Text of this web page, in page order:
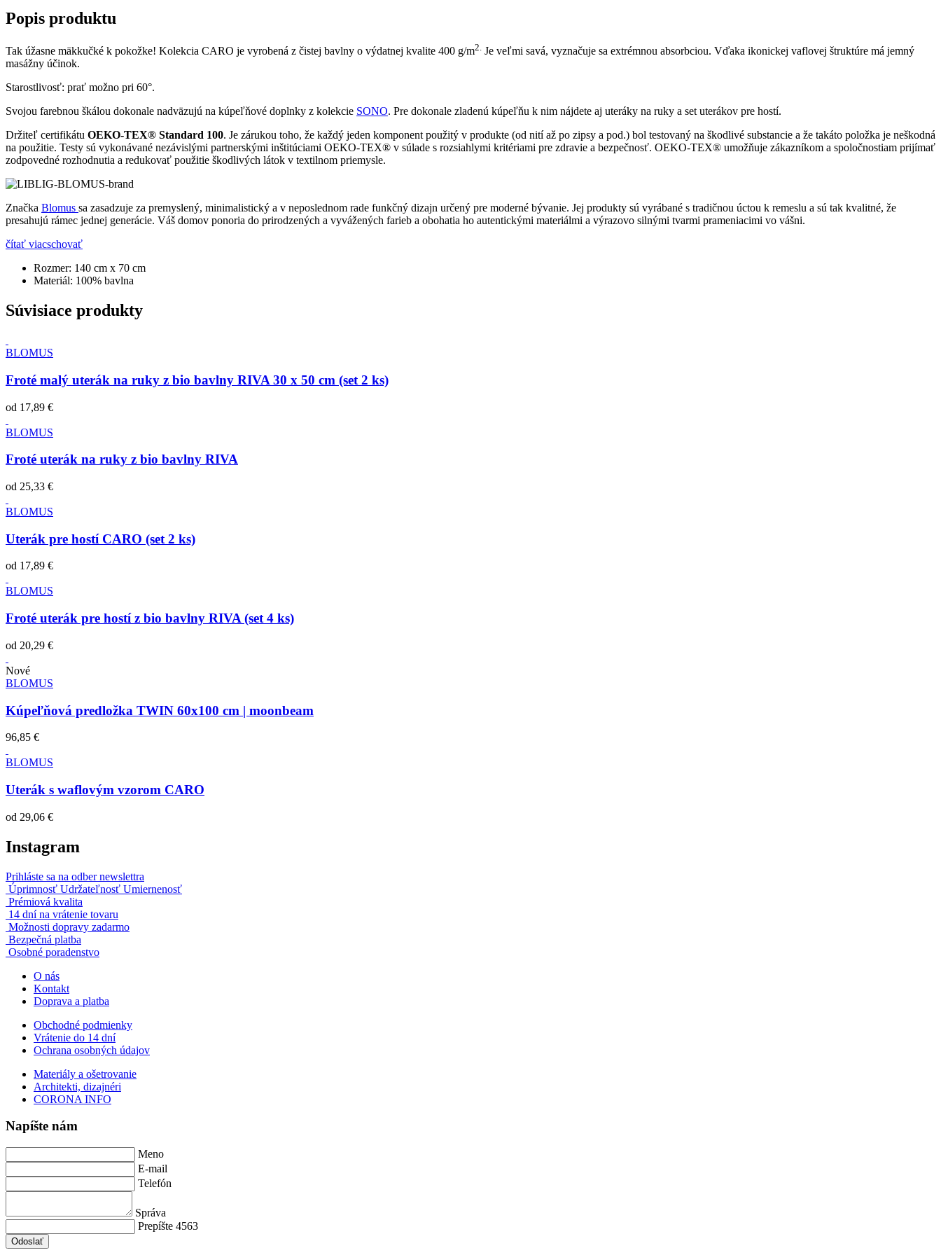
Popis produktu
Tak úžasne mäkkučké k pokožke! Kolekcia CARO je vyrobená z čistej bavlny o výdatnej kvalite 400 g/m2. Je veľmi savá, vyznačuje sa extrémnou absorbciou. Vďaka ikonickej vaflovej štruktúre má jemný
masážny účinok.
Starostlivosť: prať možno pri 60°.
Svojou farebnou škálou dokonale nadväzujú na kúpeľňové doplnky z kolekcie SONO. Pre dokonale zladenú kúpeľňu k nim nájdete aj uteráky na ruky a set uterákov pre hostí.
Držiteľ certifikátu OEKO-TEX® Standard 100. Je zárukou toho, že každý jeden komponent použitý v produkte (od nití až po zipsy a pod.) bol testovaný na škodlivé substancie a že takáto položka je neškodná
na použitie. Testy sú vykonávané nezávislými partnerskými inštitúciami OEKO-TEX® v súlade s rozsiahlymi kritériami pre zdravie a bezpečnosť. OEKO-TEX® umožňuje zákazníkom a spoločnostiam prijímať
zodpovedné rozhodnutia a redukovať použitie škodlivých látok v textilnom priemysle.
Značka Blomus sa zasadzuje za premyslený, minimalistický a v neposlednom rade funkčný dizajn určený pre moderné bývanie. Jej produkty sú vyrábané s tradičnou úctou k remeslu a sú tak kvalitné, že
presahujú rámec jednej generácie. Váš domov ponoria do prirodzených a vyvážených farieb a obohatia ho autentickými materiálmi a výrazovo silnými tvarmi prameniacimi vo vášni.
čítať viacschovať
Rozmer: 140 cm x 70 cm
Materiál: 100% bavlna
Súvisiace produkty
BLOMUS
Froté malý uterák na ruky z bio bavlny RIVA 30 x 50 cm (set 2 ks)
od 17,89 €
BLOMUS
Froté uterák na ruky z bio bavlny RIVA
od 25,33 €
BLOMUS
Uterák pre hostí CARO (set 2 ks)
od 17,89 €
BLOMUS
Froté uterák pre hostí z bio bavlny RIVA (set 4 ks)
od 20,29 €
Nové
BLOMUS
Kúpeľňová predložka TWIN 60x100 cm | moonbeam
96,85 €
BLOMUS
Uterák s waflovým vzorom CARO
od 29,06 €
Instagram
Prihláste sa na odber newslettra
Úprimnosť Udržateľnosť Umiernenosť
Prémiová kvalita
14 dní na vrátenie tovaru
Možnosti dopravy zadarmo
Bezpečná platba
Osobné poradenstvo
O nás
Kontakt
Doprava a platba
Obchodné podmienky
Vrátenie do 14 dní
Ochrana osobných údajov
Materiály a ošetrovanie
Architekti, dizajnéri
CORONA INFO
Napíšte nám
Meno
E-mail
Telefón
Správa
Prepíšte 4563
Odoslať